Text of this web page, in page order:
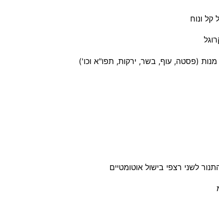
לשני רצפי בישול אוטומטיים